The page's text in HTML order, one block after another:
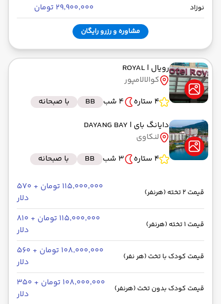
نوزاد ۲۹٬۹۰۰٬۰۰۰ تومان
مشاوره و رزرو رایگان
رویال | ROYAL
کوالالامپور
4 ستاره
4 شب BB
با صبحانه
دایانگ بای | DAYANG BAY
لنکاوی
4 ستاره
3 شب BB با صبحانه
قیمت 2 تخته (هرنفر)
۱۱۵٬۰۰۰٬۰۰۰ تومان + ۵۷۰
دلار
قیمت 1 تخته (هرنفر)
۱۱۵٬۰۰۰٬۰۰۰ تومان + ۸۱۰
دلار
قیمت کودک با تخت (هر نفر)
۱۰۸٬۰۰۰٬۰۰۰ تومان + ۵۶۰
دلار
قیمت کودک بدون تخت (هرنفر)
۱۰۸٬۰۰۰٬۰۰۰ تومان + ۳۵۰
دلار